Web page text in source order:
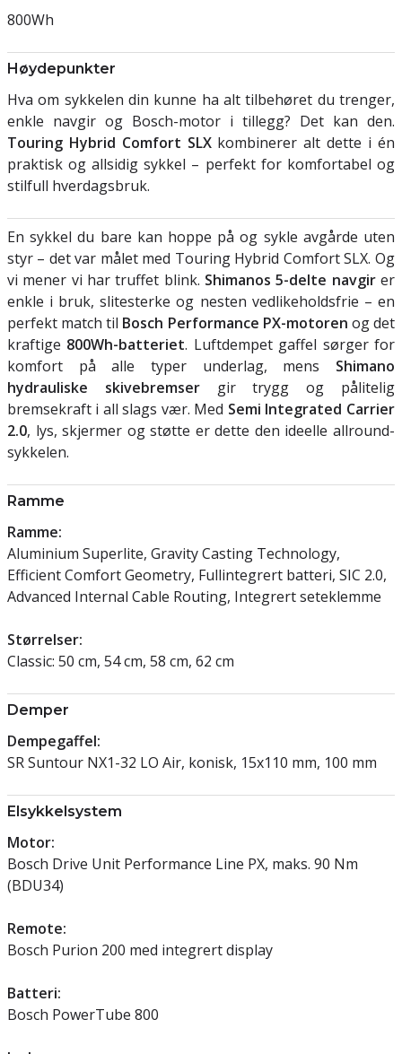
800Wh
Høydepunkter
Hva om sykkelen din kunne ha alt tilbehøret du trenger,
enkle navgir og Bosch-motor i tillegg? Det kan den.
Touring Hybrid Comfort SLXkombinerer alt dette i én
praktisk og allsidig sykkel – perfekt for komfortabel og
stilfull hverdagsbruk.
En sykkel du bare kan hoppe på og sykle avgårde uten
styr – det var målet med Touring Hybrid Comfort SLX. Og
vi mener vi har truffet blink. Shimanos 5-delte navgirer
enkle i bruk, slitesterke og nesten vedlikeholdsfrie – en
perfekt match til Bosch Performance PX-motoren og det
kraftige 800Wh-batteriet. Luftdempet gaffel sørger for
komfort på alle typer underlag, mens Shimano
hydrauliske skivebremsergir trygg og pålitelig
bremsekraft i all slags vær. Med Semi Integrated Carrier
2.0, lys, skjermer og støtte er dette den ideelle allround-
sykkelen.
Ramme
Ramme:
Aluminium Superlite, Gravity Casting Technology,
Efficient Comfort Geometry, Fullintegrert batteri, SIC 2.0,
Advanced Internal Cable Routing, Integrert seteklemme
Størrelser:
Classic: 50 cm, 54 cm, 58 cm, 62 cm
Demper
Dempegaffel:
SR Suntour NX1-32 LO Air, konisk, 15x110 mm, 100 mm
Elsykkelsystem
Motor:
Bosch Drive Unit Performance Line PX, maks. 90 Nm
(BDU34)
Remote:
Bosch Purion 200 med integrert display
Batteri:
Bosch PowerTube 800